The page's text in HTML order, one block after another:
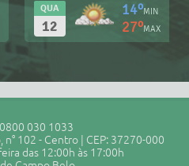
QUA
12
14ºMIN
27ºMAX
030 1033
102 - Centro | CEP: 37270-000
das 12:00h às 17:00h